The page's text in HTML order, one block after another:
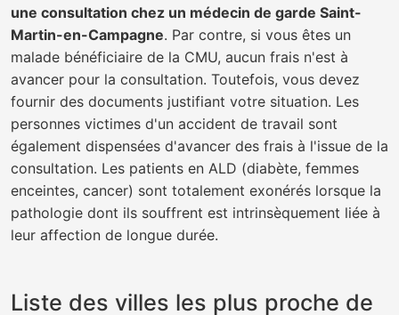
une consultation chez un médecin de garde Saint-
Martin-en-Campagne. Par contre, si vous êtes un
malade bénéficiaire de la CMU, aucun frais n'est à
avancer pour la consultation. Toutefois, vous devez
fournir des documents justifiant votre situation. Les
personnes victimes d'un accident de travail sont
également dispensées d'avancer des frais à l'issue de la
consultation. Les patients en ALD (diabète, femmes
enceintes, cancer) sont totalement exonérés lorsque la
pathologie dont ils souffrent est intrinsèquement liée à
leur affection de longue durée.
Liste des villes les plus proche de